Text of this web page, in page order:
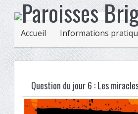
Accueil Informations
Question du jour 6 : Les